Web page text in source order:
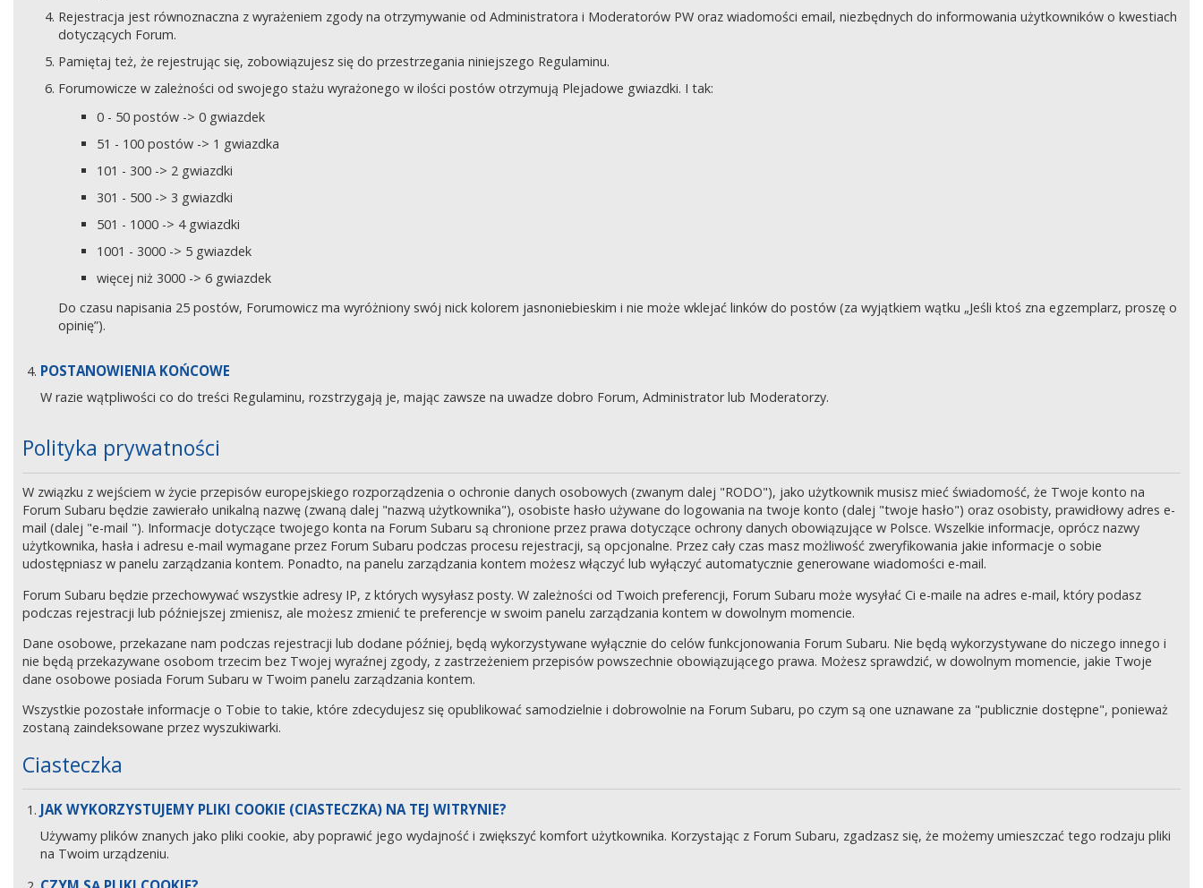
Rejestracja jest równoznaczna z wyrażeniem zgody na otrzymywanie od Administratora i Moderatorów PW oraz wiadomości email, niezbędnych do informowania użytkowników o kwestiach
dotyczących Forum.
Pamiętaj też, że rejestrując się, zobowiązujesz się do przestrzegania niniejszego Regulaminu.
Forumowicze w zależności od swojego stażu wyrażonego w ilości postów otrzymują Plejadowe gwiazdki. I tak:
0 - 50 postów -> 0 gwiazdek
51 - 100 postów -> 1 gwiazdka
101 - 300 -> 2 gwiazdki
301 - 500 -> 3 gwiazdki
501 - 1000 -> 4 gwiazdki
1001 - 3000 -> 5 gwiazdek
więcej niż 3000 -> 6 gwiazdek
Do czasu napisania 25 postów, Forumowicz ma wyróżniony swój nick kolorem jasnoniebieskim i nie może wklejać linków do postów (za wyjątkiem wątku „Jeśli ktoś zna egzemplarz, proszę o
opinię”).
POSTANOWIENIA KOŃCOWE
W razie wątpliwości co do treści Regulaminu, rozstrzygają je, mając zawsze na uwadze dobro Forum, Administrator lub Moderatorzy.
Polityka prywatności
W związku z wejściem w życie przepisów europejskiego rozporządzenia o ochronie danych osobowych (zwanym dalej "RODO"), jako użytkownik musisz mieć świadomość, że Twoje konto na
Forum Subaru będzie zawierało unikalną nazwę (zwaną dalej "nazwą użytkownika"), osobiste hasło używane do logowania na twoje konto (dalej "twoje hasło") oraz osobisty, prawidłowy adres e-
mail (dalej "e-mail "). Informacje dotyczące twojego konta na Forum Subaru są chronione przez prawa dotyczące ochrony danych obowiązujące w Polsce. Wszelkie informacje, oprócz nazwy
użytkownika, hasła i adresu e-mail wymagane przez Forum Subaru podczas procesu rejestracji, są opcjonalne. Przez cały czas masz możliwość zweryfikowania jakie informacje o sobie
udostępniasz w panelu zarządzania kontem. Ponadto, na panelu zarządzania kontem możesz włączyć lub wyłączyć automatycznie generowane wiadomości e-mail.
Forum Subaru będzie przechowywać wszystkie adresy IP, z których wysyłasz posty. W zależności od Twoich preferencji, Forum Subaru może wysyłać Ci e-maile na adres e-mail, który podasz
podczas rejestracji lub późniejszej zmienisz, ale możesz zmienić te preferencje w swoim panelu zarządzania kontem w dowolnym momencie.
Dane osobowe, przekazane nam podczas rejestracji lub dodane później, będą wykorzystywane wyłącznie do celów funkcjonowania Forum Subaru. Nie będą wykorzystywane do niczego innego i
nie będą przekazywane osobom trzecim bez Twojej wyraźnej zgody, z zastrzeżeniem przepisów powszechnie obowiązującego prawa. Możesz sprawdzić, w dowolnym momencie, jakie Twoje
dane osobowe posiada Forum Subaru w Twoim panelu zarządzania kontem.
Wszystkie pozostałe informacje o Tobie to takie, które zdecydujesz się opublikować samodzielnie i dobrowolnie na Forum Subaru, po czym są one uznawane za "publicznie dostępne", ponieważ
zostaną zaindeksowane przez wyszukiwarki.
Ciasteczka
JAK WYKORZYSTUJEMY PLIKI COOKIE (CIASTECZKA) NA TEJ WITRYNIE?
Używamy plików znanych jako pliki cookie, aby poprawić jego wydajność i zwiększyć komfort użytkownika. Korzystając z Forum Subaru, zgadzasz się, że możemy umieszczać tego rodzaju pliki
na Twoim urządzeniu.